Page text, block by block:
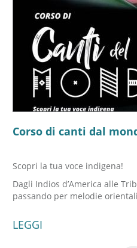
Corso di canti dal
Scopri la tua voce indigena!
Dagli Indios d’America alle
passando per melodie
LEGGI